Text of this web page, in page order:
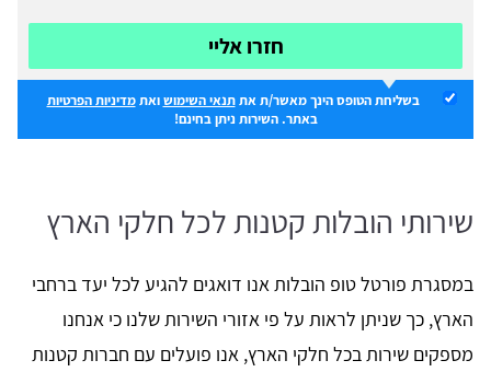
חזרו אליי
בשליחת הטופס הינך מאשר/ת אתתנאי השימושואתמדיניות הפרטיות
באתר. השירות ניתן בחינם!
שירותי הובלות קטנות לכל חלקי הארץ
במסגרת פורטל טופ הובלות אנו דואגים להגיע לכל יעד ברחבי
הארץ, כך שניתן לראות על פי אזורי השירות שלנו כי אנחנו
מספקים שירות בכל חלקי הארץ, אנו פועלים עם חברות קטנות